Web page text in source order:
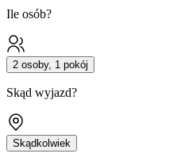
Ile osób?
2 osoby, 1 pokój
Skąd wyjazd?
Skądkolwiek